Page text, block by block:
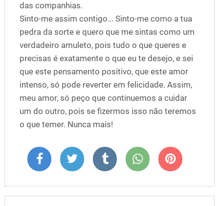
das companhias.
Sinto-me assim contigo... Sinto-me como a tua
pedra da sorte e quero que me sintas como um
verdadeiro amuleto, pois tudo o que queres e
precisas é exatamente o que eu te desejo, e sei
que este pensamento positivo, que este amor
intenso, só pode reverter em felicidade. Assim,
meu amor, só peço que continuemos a cuidar
um do outro, pois se fizermos isso não teremos
o que temer. Nunca mais!